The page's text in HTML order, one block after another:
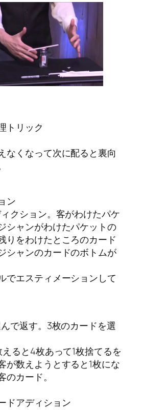
トリック
なくなって次に配ると裏向
ン
クション。客がわけたパケ
シャンがわけたパケットの
りをわけたところのカード
シャンのカードのボトムが
でエスティメーションして
で返す。3枚のカードを選
ると4枚あって1枚捨てるを
が数えようとすると1枚にな
のカード。
ドアディション